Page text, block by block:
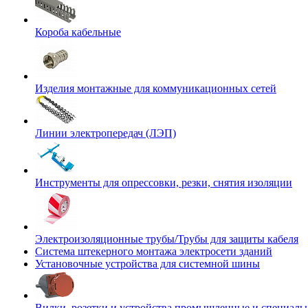
Короба кабельные
Изделия монтажные для коммуникационных сетей
Линии электропередач (ЛЭП)
Инструменты для опрессовки, резки, снятия изоляции
Электроизоляционные трубы/Трубы для защиты кабеля
Система штекерного монтажа электросети зданий
Установочные устройства для системной шины